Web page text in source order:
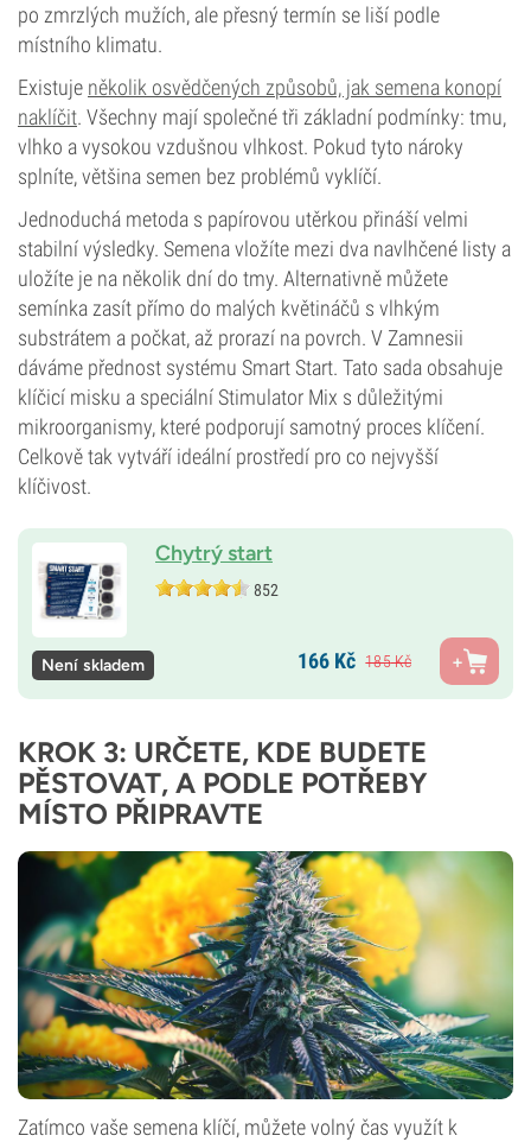
po zmrzlých mužích, ale přesný termín se liší podle
místního klimatu.
Existuje několik osvědčených způsobů, jak semena konopí
naklíčit. Všechny mají společné tři základní podmínky: tmu,
vlhko a vysokou vzdušnou vlhkost. Pokud tyto nároky
splníte, většina semen bez problémů vyklíčí.
Jednoduchá metoda s papírovou utěrkou přináší velmi
stabilní výsledky. Semena vložíte mezi dva navlhčené listy a
uložíte je na několik dní do tmy. Alternativně můžete
semínka zasít přímo do malých květináčů s vlhkým
substrátem a počkat, až prorazí na povrch. V Zamnesii
dáváme přednost systému Smart Start. Tato sada obsahuje
klíčicí misku a speciální Stimulator Mix s důležitými
mikroorganismy, které podporují samotný proces klíčení.
Celkově tak vytváří ideální prostředí pro co nejvyšší
klíčivost.
Chytrý start
852
Není skladem 166 Kč 185Kč
KROK 3: URČETE, KDE BUDETE
PĚSTOVAT, A PODLE POTŘEBY
MÍSTO PŘIPRAVTE
Zatímco vaše semena klíčí, můžete volný čas využít k